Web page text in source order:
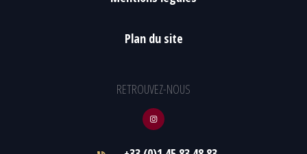
Plan du site
RETROUVEZ-NOUS